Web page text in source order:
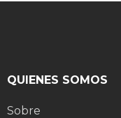
QUIENES SOMOS
Sobre